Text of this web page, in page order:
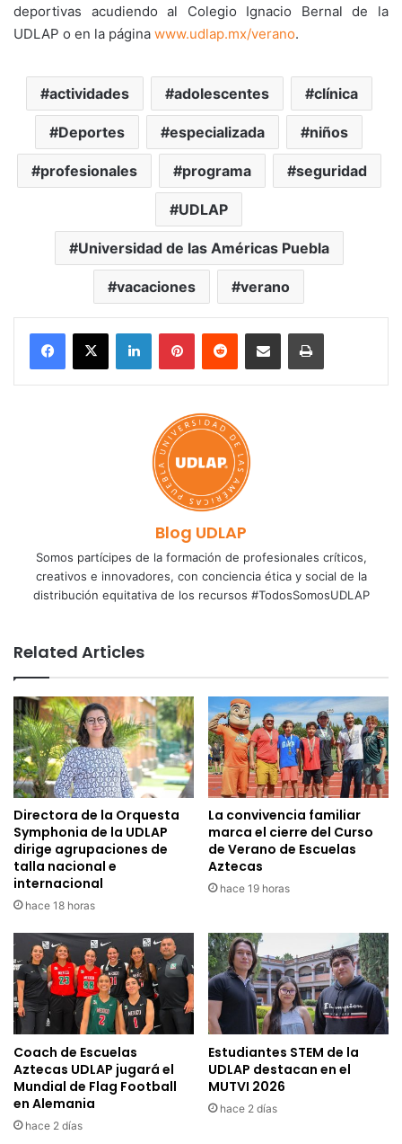
deportivas acudiendo al Colegio Ignacio Bernal de la
UDLAP o en la página www.udlap.mx/verano.
actividades adolescentes clínica
Deportes especializada niños
profesionales programa seguridad
UDLAP
Universidad de las Américas Puebla
vacaciones verano
LinkedInPinterestReddit Share via Email Print
Blog UDLAP
Somos partícipes de la formación de profesionales críticos,
creativos e innovadores, con conciencia ética y social de la
distribución equitativa de los recursos #TodosSomosUDLAP
Related Articles
Directora de la Orquesta
Symphonia de la UDLAP
dirige agrupaciones de
talla nacional e
internacional
hace 18 horas
La convivencia familiar
marca el cierre del Curso
de Verano de Escuelas
Aztecas
hace 19 horas
Coach de Escuelas
Aztecas UDLAP jugará el
Mundial de Flag Football
en Alemania
hace 2 días
Estudiantes STEM de la
UDLAP destacan en el
MUTVI 2026
hace 2 días